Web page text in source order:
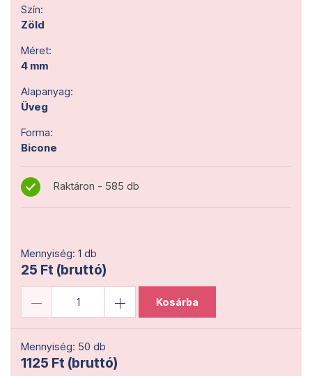
Szín:
Zöld
Méret:
4 mm
Alapanyag:
Üveg
Forma:
Bicone
Raktáron - 585 db
Mennyiség: 1 db
25 Ft (bruttó)
Kosárba
Mennyiség: 50 db
1125 Ft (bruttó)